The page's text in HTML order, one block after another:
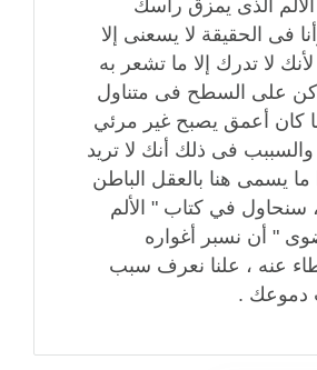
الذى يمزق رأسك
فى الحقيقة لا يسعنى إلا
لا تدرك إلا ما تشعر به
على السطح فى متناول
كان أعمق يصبح غير مرئي
والسببب فى ذلك أنك لا تريد
ما يسمى هنا بالعقل الباطن
، سنحاول في كتاب " الألم
" أن نسبر أغواره
عنه ، علنا نعرف سبب
دموعك .